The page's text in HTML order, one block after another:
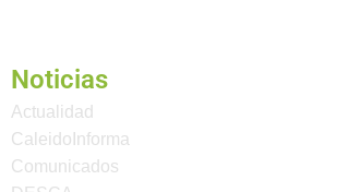
Noticias
Actualidad
CaleidoInforma
Comunicados